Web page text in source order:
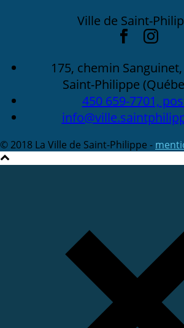
Ville de Saint-
175, chemin
Saint-Philippe
450 659-7701,
© 2018 La Ville de Saint-Philippe -